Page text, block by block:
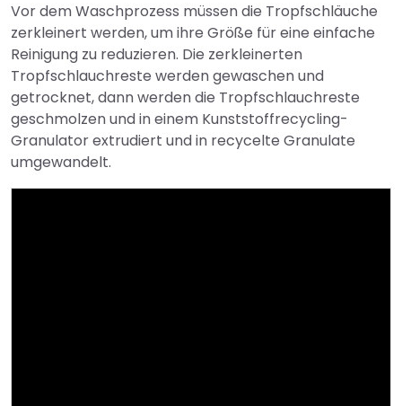
Vor dem Waschprozess müssen die Tropfschläuche
zerkleinert werden, um ihre Größe für eine einfache
Reinigung zu reduzieren. Die zerkleinerten
Tropfschlauchreste werden gewaschen und
getrocknet, dann werden die Tropfschlauchreste
geschmolzen und in einem Kunststoffrecycling-
Granulator extrudiert und in recycelte Granulate
umgewandelt.